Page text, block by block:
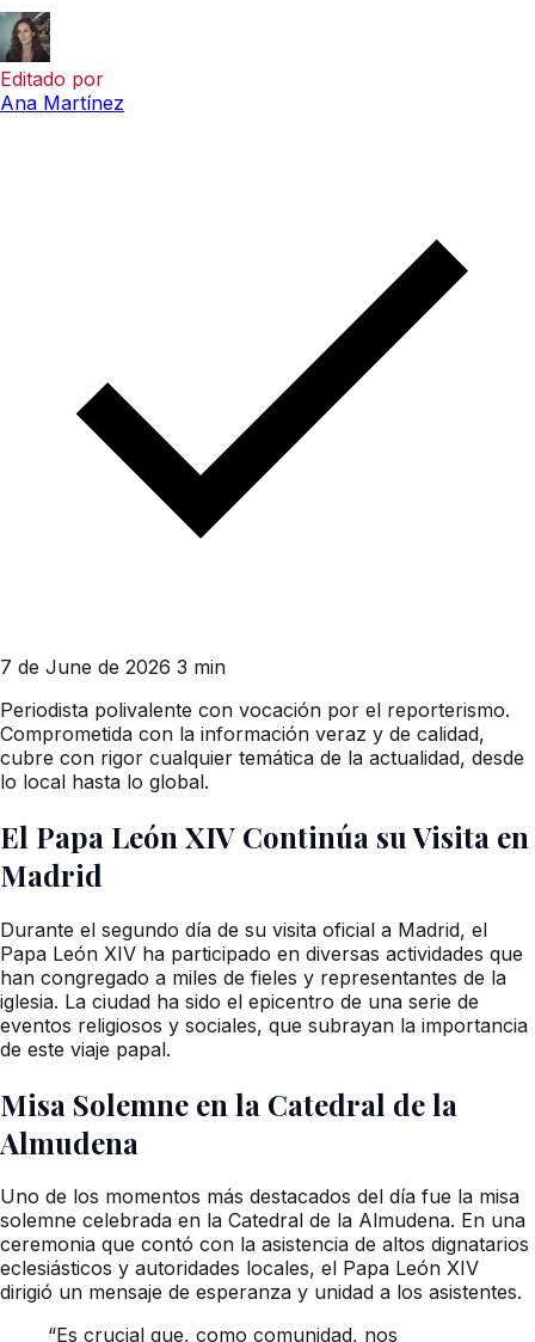
Editado por
Ana Martínez
7 de June de 2026 3 min
Periodista polivalente con vocación por el reporterismo.
Comprometida con la información veraz y de calidad,
cubre con rigor cualquier temática de la actualidad, desde
lo local hasta lo global.
El Papa León XIV Continúa su Visita en
Madrid
Durante el segundo día de su visita oficial a Madrid, el
Papa León XIV ha participado en diversas actividades que
han congregado a miles de fieles y representantes de la
iglesia. La ciudad ha sido el epicentro de una serie de
eventos religiosos y sociales, que subrayan la importancia
de este viaje papal.
Misa Solemne en la Catedral de la
Almudena
Uno de los momentos más destacados del día fue la misa
solemne celebrada en la Catedral de la Almudena. En una
ceremonia que contó con la asistencia de altos dignatarios
eclesiásticos y autoridades locales, el Papa León XIV
dirigió un mensaje de esperanza y unidad a los asistentes.
“Es crucial que, como comunidad, nos